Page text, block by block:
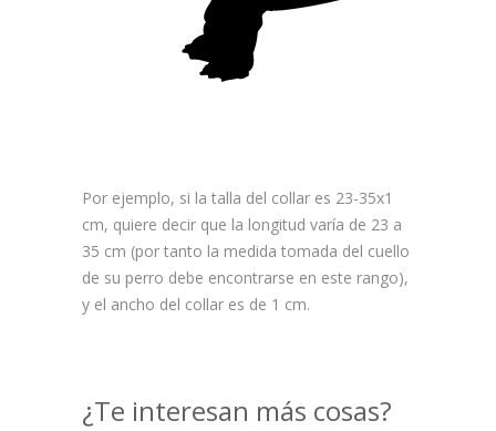
Por ejemplo, si la talla del collar es 23-35x1
cm, quiere decir que la longitud varía de 23 a
35 cm (por tanto la medida tomada del cuello
de su perro debe encontrarse en este rango),
y el ancho del collar es de 1 cm.
¿Te interesan más cosas?